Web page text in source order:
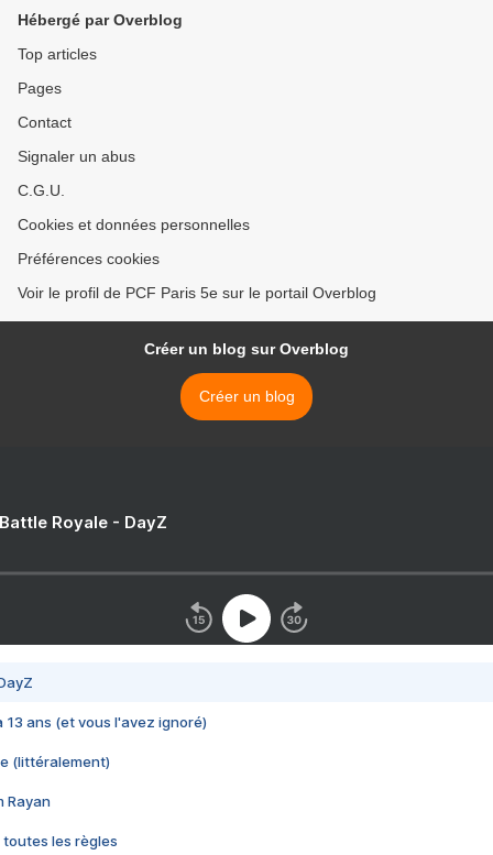
Hébergé par Overblog
Top articles
Pages
Contact
Signaler un abus
C.G.U.
Cookies et données personnelles
Préférences cookies
Voir le profil de PCF Paris 5e sur le portail Overblog
Créer un blog sur Overblog
Créer un blog
Royale - DayZ
13 ans (et vous l'avez ignoré)
(littéralement)
Rayan
toutes les règles